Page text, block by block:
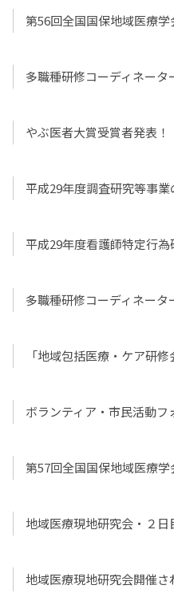
第56回全国国保地域医療学
多職種研修コーディネータ
やぶ医者大賞受賞者発表！
平成29年度調査研究等事
平成29年度看護師特定行
多職種研修コーディネータ
「地域包括医療・ケア研
ボランティア・市民活動フ
第57回全国国保地域医療学
地域医療現地研究会・２日
地域医療現地研究会開催さ